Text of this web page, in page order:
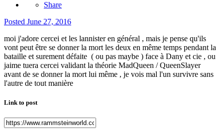
Share
Posted June 27, 2016
moi j'adore cercei et les lannister en général , mais je pense qu'ils
vont peut être se donner la mort les deux en même temps pendant la
bataille et surement défaite ( ou pas maybe ) face à Dany et cie , ou
jaime tuera cercei validant la théorie MadQueen / QueenSlayer
avant de se donner la mort lui même , je vois mal l'un survivre sans
l'autre de tout manière
Link to post